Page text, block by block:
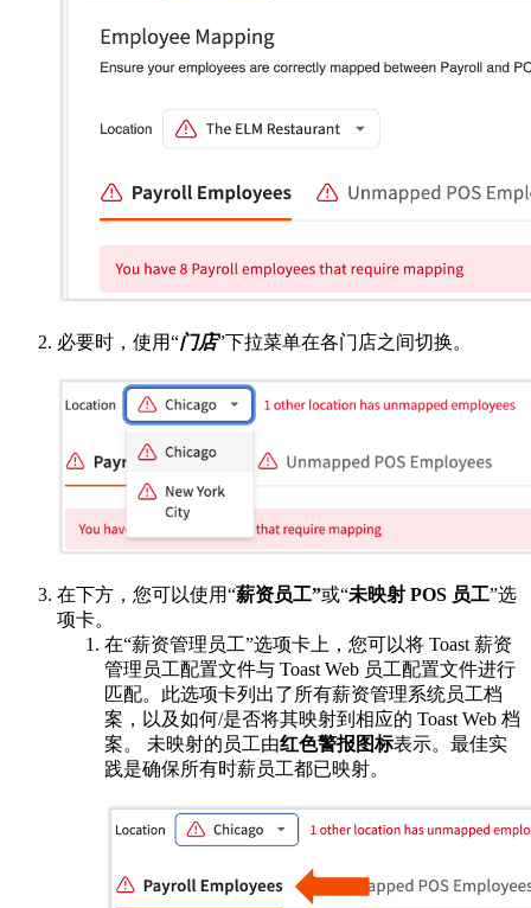
必要时，使用“门店”下拉菜单在各门店之间切换。
在下方，您可以使用“薪资员工”或“未映射 POS 员工”选
项卡。
在“薪资管理员工”选项卡上，您可以将 Toast 薪资
管理员工配置文件与 Toast Web 员工配置文件进行
匹配。此选项卡列出了所有薪资管理系统员工档
案，以及如何/是否将其映射到相应的 Toast Web 档
案。 未映射的员工由红色警报 图标表示。最佳实
践是确保所有时薪员工都已映射。